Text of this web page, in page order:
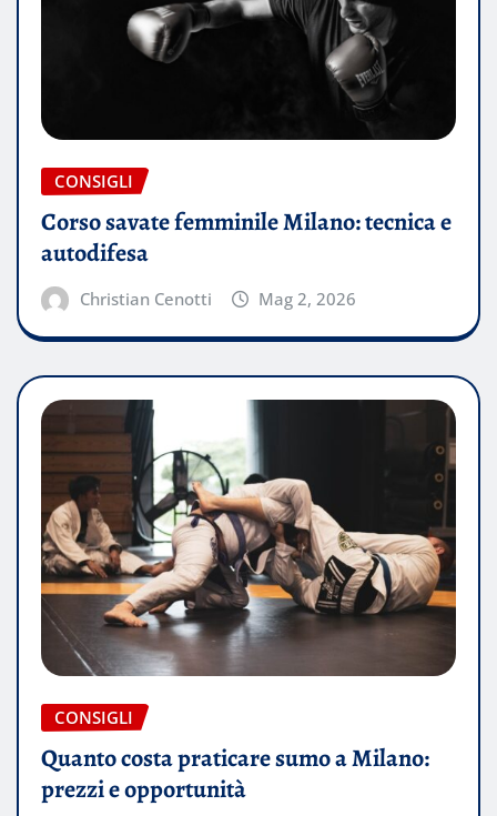
CONSIGLI
Corso savate femminile Milano: tecnica e
autodifesa
Christian Cenotti Mag 2, 2026
CONSIGLI
Quanto costa praticare sumo a Milano:
prezzi e opportunità